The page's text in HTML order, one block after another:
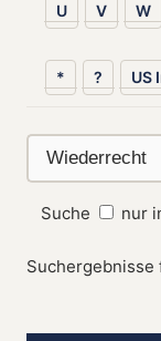
U V W
* ? US
Suche nur
Suchergebnisse